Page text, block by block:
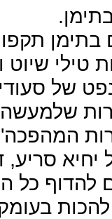
בתימן
של
המהפכה"
יחיא
להדוף כל
להכות